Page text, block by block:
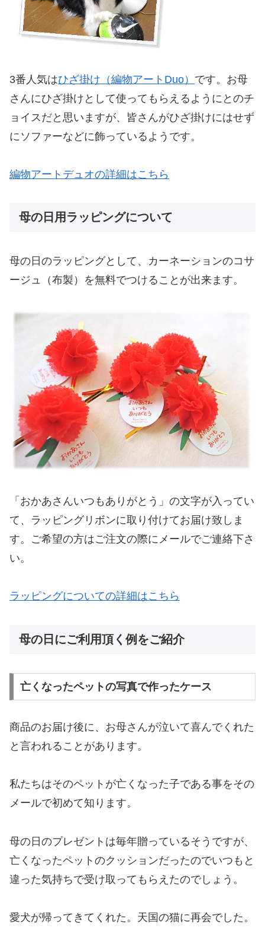
3番人気はひざ掛け（編物アートDuo） です。お母
さんにひざ掛けとして使ってもらえるようにとのチ
ョイスだと思いますが、皆さんがひざ掛けにはせず
にソファーなどに飾っているようです。
編物アートデュオの詳細はこちら
母の日用ラッピングについて
母の日のラッピングとして、カーネーションのコサ
ージュ（布製）を無料でつけることが出来ます。
「おかあさんいつもありがとう」の文字が入ってい
て、ラッピングリボンに取り付けてお届け致しま
す。ご希望の方はご注文の際にメールでご連絡下さ
い。
ラッピングについての詳細はこちら
母の日にご利用頂く例をご紹介
亡くなったペットの写真で作ったケース
商品のお届け後に、お母さんが泣いて喜んでくれた
と言われることがあります。
私たちはそのペットが亡くなった子である事をその
メールで初めて知ります。
母の日のプレゼントは毎年贈っているそうですが、
亡くなったペットのクッションだったのでいつもと
違った気持ちで受け取ってもらえたのでしょう。
愛犬が帰ってきてくれた。天国の猫に再会でした。